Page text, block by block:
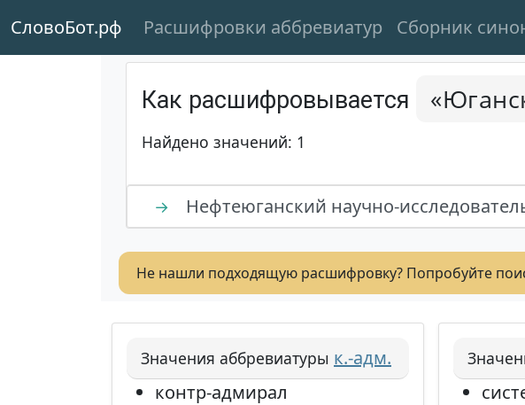
СловоБот.рф Расшифровки аббревиатур Сборник
Как расшифровывается
Найдено значений: 1
→ Нефтеюганский научно-
Не нашли подходящую расшифровку? Попробуйте
Значения аббревиатуры к.-адм.
контр-адмирал